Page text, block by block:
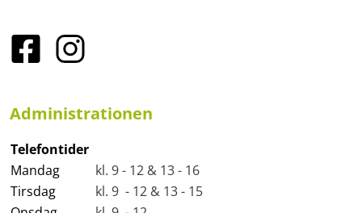
Administrationen
Telefontider
Mandag
kl. 9 - 12 & 13 - 16
Tirsdag
kl. 9 - 12 & 13 - 15